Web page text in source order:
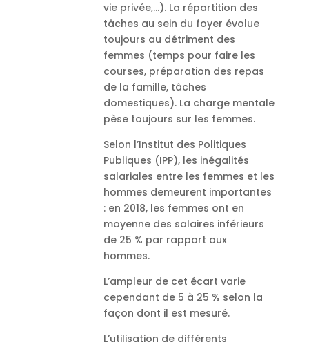
vie privée,…). La répartition des
tâches au sein du foyer évolue
toujours au détriment des
femmes (temps pour faire les
courses, préparation des repas
de la famille, tâches
domestiques). La charge mentale
pèse toujours sur les femmes.
Selon l’Institut des Politiques
Publiques (IPP), les inégalités
salariales entre les femmes et les
hommes demeurent importantes
: en 2018, les femmes ont en
moyenne des salaires inférieurs
de 25 % par rapport aux
hommes.
L’ampleur de cet écart varie
cependant de 5 à 25 % selon la
façon dont il est mesuré.
L’utilisation de différents